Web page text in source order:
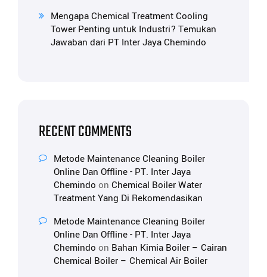
Mengapa Chemical Treatment Cooling
Tower Penting untuk Industri? Temukan
Jawaban dari PT Inter Jaya Chemindo
RECENT COMMENTS
Metode Maintenance Cleaning Boiler
Online Dan Offline - PT. Inter Jaya
Chemindo on Chemical Boiler Water
Treatment Yang Di Rekomendasikan
Metode Maintenance Cleaning Boiler
Online Dan Offline - PT. Inter Jaya
Chemindo on Bahan Kimia Boiler – Cairan
Chemical Boiler – Chemical Air Boiler